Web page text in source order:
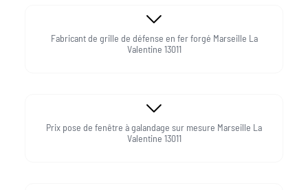
Fabricant de grille de défense en fer forgé Marseille La
Valentine 13011
Prix pose de fenêtre à galandage sur mesure Marseille La
Valentine 13011